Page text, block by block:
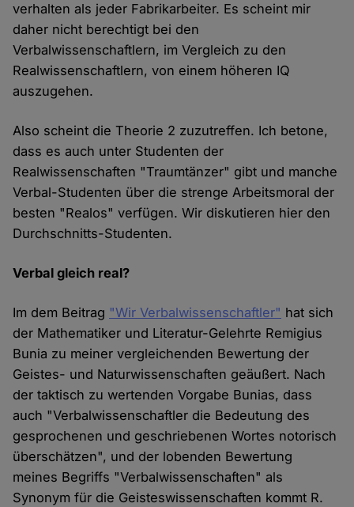
verhalten als jeder Fabrikarbeiter. Es scheint mir
daher nicht berechtigt bei den
Verbalwissenschaftlern, im Vergleich zu den
Realwissenschaftlern, von einem höheren IQ
auszugehen.
Also scheint die Theorie 2 zuzutreffen. Ich betone,
dass es auch unter Studenten der
Realwissenschaften "Traumtänzer" gibt und manche
Verbal-Studenten über die strenge Arbeitsmoral der
besten "Realos" verfügen. Wir diskutieren hier den
Durchschnitts-Studenten.
Verbal gleich real?
Im dem Beitrag "Wir Verbalwissenschaftler" hat sich
der Mathematiker und Literatur-Gelehrte Remigius
Bunia zu meiner vergleichenden Bewertung der
Geistes- und Naturwissenschaften geäußert. Nach
der taktisch zu wertenden Vorgabe Bunias, dass
auch "Verbalwissenschaftler die Bedeutung des
gesprochenen und geschriebenen Wortes notorisch
überschätzen", und der lobenden Bewertung
meines Begriffs "Verbalwissenschaften" als
Synonym für die Geisteswissenschaften kommt R.